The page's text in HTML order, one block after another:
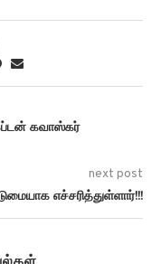
கவாஸ்கர்
next post
எச்சரித்துள்ளார்!!!